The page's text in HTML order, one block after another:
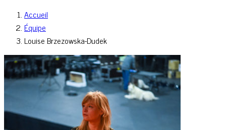
Accueil
Équipe
Louise Brzezowska-Dudek